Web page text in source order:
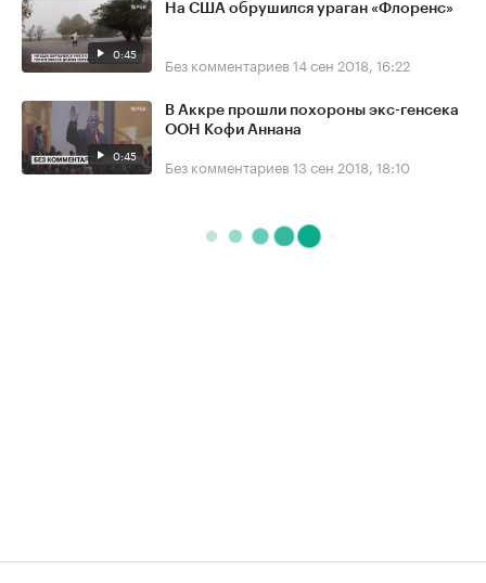
0:45
На США обрушился ураган «Флоренс»
Без комментариев 14 сен 2018, 16:22
0:45
В Аккре прошли похороны экс-генсека
ООН Кофи Аннана
Без комментариев 13 сен 2018, 18:10